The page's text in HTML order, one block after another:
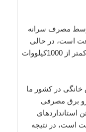
مصرف سرانه
ساعت است، در حالی
که متوسط مصرف جهانی برق خانگی کمتر از 1000کیلووات
در کشور ما
برق مصرفی
استانداردهای
نفر جمعیت است، در نتیجه